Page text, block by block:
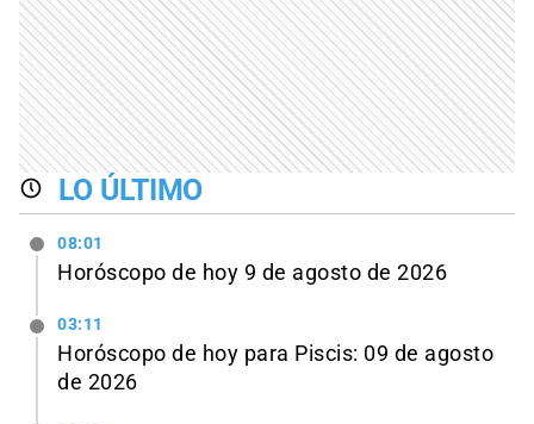
LO ÚLTIMO
08:01
Horóscopo de hoy 9 de agosto de 2026
03:11
Horóscopo de hoy para Piscis: 09 de agosto
de 2026